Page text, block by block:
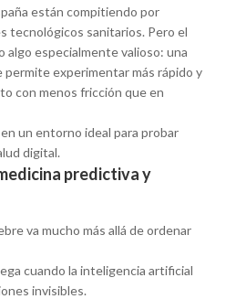
están compitiendo por
tecnológicos sanitarios. Pero el
algo especialmente valioso: una
permite experimentar más rápido y
con menos fricción que en
un entorno ideal para probar
digital.
predictiva y
va mucho más allá de ordenar
cuando la inteligencia artificial
invisibles.